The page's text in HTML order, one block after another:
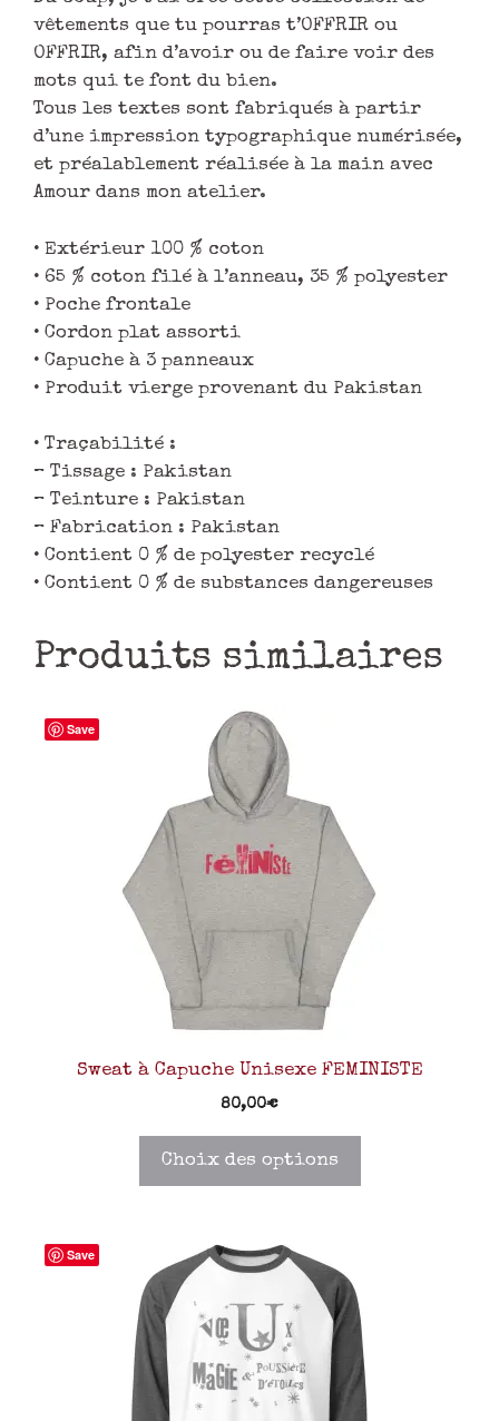
vêtements que tu pourras t’OFFRIR ou
OFFRIR, afin d’avoir ou de faire voir des
mots qui te font du bien.
Tous les textes sont fabriqués à partir
d’une impression typographique numérisée,
et préalablement réalisée à la main avec
Amour dans mon atelier.
• Extérieur 100 % coton
• 65 % coton filé à l’anneau, 35 % polyester
• Poche frontale
• Cordon plat assorti
• Capuche à 3 panneaux
• Produit vierge provenant du Pakistan
• Traçabilité :
– Tissage : Pakistan
– Teinture : Pakistan
– Fabrication : Pakistan
• Contient 0 % de polyester recyclé
• Contient 0 % de substances dangereuses
Produits similaires
Save
Sweat à Capuche Unisexe FEMINISTE
80,00€
Choix des options
Save